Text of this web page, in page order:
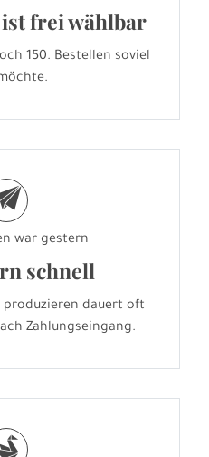
frei wählbar
150. Bestellen soviel
war gestern
schnell
produzieren dauert oft
Zahlungseingang.